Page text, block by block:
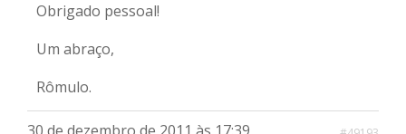
Obrigado pessoal!
Um abraço,
Rômulo.